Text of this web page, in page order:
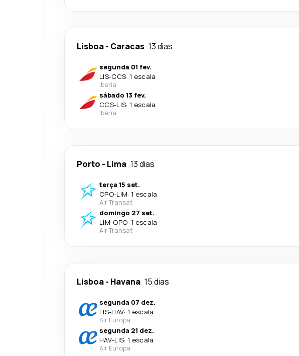
Lisboa- Caracas 13 dias
segunda 01 fev.
LIS-CCS· 1 escala
Iberia
sábado 13 fev.
CCS-LIS· 1 escala
Iberia
Porto - Lima 13 dias
terça 15 set.
OPO-LIM· 1 escala
Air Transat
domingo 27 set.
LIM-OPO· 1 escala
Air Transat
Lisboa- Havana 15 dias
segunda 07 dez.
LIS-HAV· 1 escala
Air Europa
segunda 21 dez.
HAV-LIS· 1 escala
Air Europa